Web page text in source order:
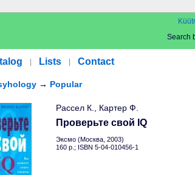
Search
Lists Contact
→ Popular
Рассел К., Картер Ф.
Проверьте свой IQ
Эксмо (Москва, 2003)
160 p.; ISBN 5-04-010456-1